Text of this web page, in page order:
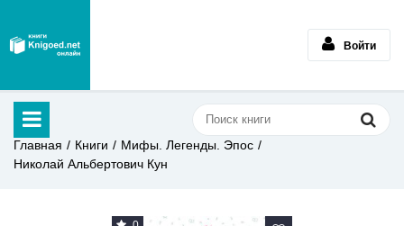
Войти
Главная Книги
Мифы. Легенды. Эпос
Николай Альбертович Кун